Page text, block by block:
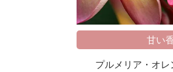
甘い
プルメリア・オ